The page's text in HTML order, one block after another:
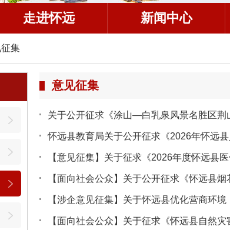
走进怀远 新闻中心
集
意见征集
【涉企意见征集】关于怀远县优化营商环